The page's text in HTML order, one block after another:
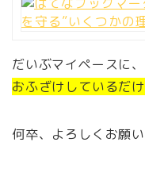
だいぶマイペースに
おふざけしているだ
何卒、よろしくお願い